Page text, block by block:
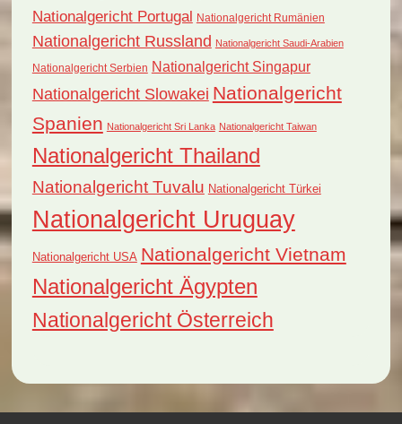
Nationalgericht Portugal Nationalgericht Rumänien
Nationalgericht Russland Nationalgericht Saudi-Arabien
Nationalgericht Serbien Nationalgericht Singapur
Nationalgericht Slowakei Nationalgericht
Spanien Nationalgericht Sri Lanka Nationalgericht Taiwan
Nationalgericht Thailand
Nationalgericht Tuvalu Nationalgericht Türkei
Nationalgericht Uruguay
Nationalgericht USA Nationalgericht Vietnam
Nationalgericht Ägypten
Nationalgericht Österreich